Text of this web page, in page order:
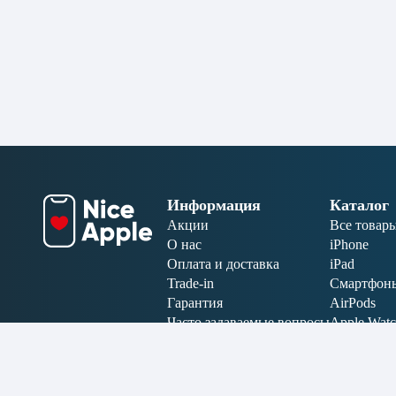
Информация
Акции
О нас
Оплата и доставка
Trade-in
Гарантия
Часто задаваемые вопросы
Каталог
Все
iPhone
iPad
AirPods
Apple